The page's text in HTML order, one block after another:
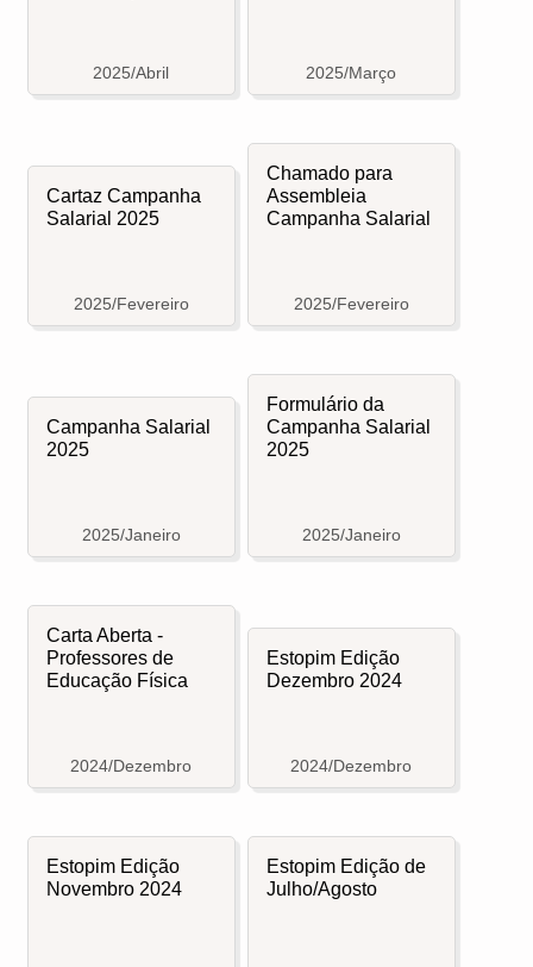
2025/Abril 2025/Março
Cartaz Campanha
Salarial 2025
2025/Fevereiro
Chamado para
Assembleia
Campanha Salarial
2025/Fevereiro
Campanha Salarial
2025
2025/Janeiro
Formulário da
Campanha Salarial
2025
2025/Janeiro
Carta Aberta -
Professores de
Educação Física
2024/Dezembro
Estopim Edição
Dezembro 2024
2024/Dezembro
Estopim Edição
Novembro 2024
Estopim Edição de
Julho/Agosto